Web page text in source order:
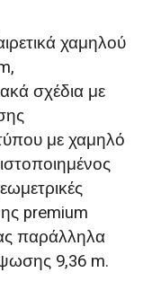
χαμηλού
σχέδια με
με χαμηλό
premium
παράλληλα
9,36 m.